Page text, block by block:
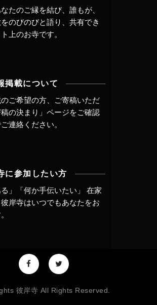
たのご縁を結び、誰もが、
のびのびと語り、共有でき
上のお寺です。
掲載について
ご希望の方、ご寄稿いただ
稿の決まり」ページをご確認
連絡 ください。
に参加したい方
る」「何か手伝いたい」 在家
彼岸寺はいつでもあなたをお
彼岸寺 All Rights Reserved.